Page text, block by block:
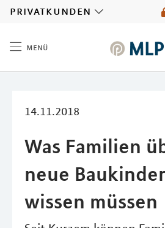
privatkunden
menü
14.11.2018
Was Familien
neue
wissen müssen